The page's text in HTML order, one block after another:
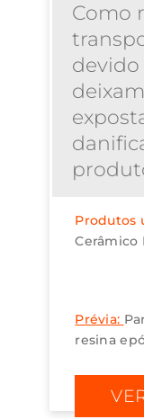
Como
devido
Produtos
Cerâmico
Prévia:
resina